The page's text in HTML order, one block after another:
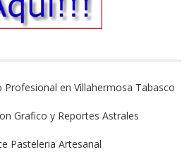
Profesional en Villahermosa Tabasco
Grafico y Reportes Astrales
Pasteleria Artesanal